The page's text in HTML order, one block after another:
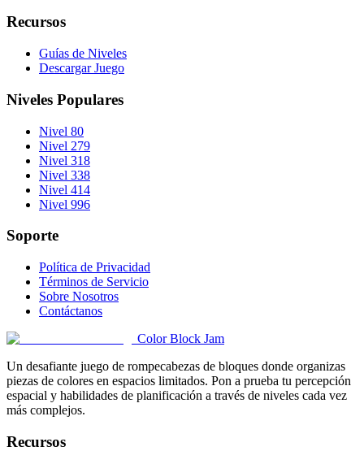
Recursos
Guías de Niveles
Descargar Juego
Niveles Populares
Nivel 80
Nivel 279
Nivel 318
Nivel 338
Nivel 414
Nivel 996
Soporte
Política de Privacidad
Términos de Servicio
Sobre Nosotros
Contáctanos
Color Block Jam
Un desafiante juego de rompecabezas de bloques donde organizas
piezas de colores en espacios limitados. Pon a prueba tu percepción
espacial y habilidades de planificación a través de niveles cada vez
más complejos.
Recursos